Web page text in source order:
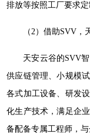
排放等按照工厂要求定
（2）借助SVV
天安云谷的SVV
供应链管理、小规模
各式加工设备、研发
化生产技术，满足企
备配备专属工程师，